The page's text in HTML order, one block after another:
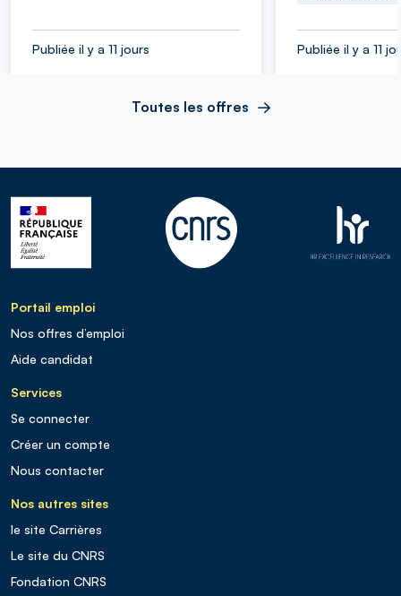
Publiée il y a 11 jours Publiée il y a 11
Toutes les offres
Portail emploi
Nos offres d’emploi
Aide candidat
Services
Se connecter
Créer un compte
Nous contacter
Nos autres sites
le site Carrières
Le site du CNRS
Fondation CNRS